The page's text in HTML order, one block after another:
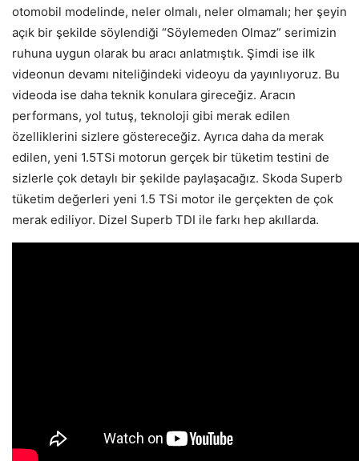
otomobil modelinde, neler olmalı, neler olmamalı; her şeyin
açık bir şekilde söylendiği “Söylemeden Olmaz” serimizin
ruhuna uygun olarak bu aracı anlatmıştık. Şimdi ise ilk
videonun devamı niteliğindeki videoyu da yayınlıyoruz. Bu
videoda ise daha teknik konulara gireceğiz. Aracın
performans, yol tutuş, teknoloji gibi merak edilen
özelliklerini sizlere göstereceğiz. Ayrıca daha da merak
edilen, yeni 1.5TSi motorun gerçek bir tüketim testini de
sizlerle çok detaylı bir şekilde paylaşacağız. Skoda Superb
tüketim değerleri yeni 1.5 TSi motor ile gerçekten de çok
merak ediliyor. Dizel Superb TDI ile farkı hep akıllarda.